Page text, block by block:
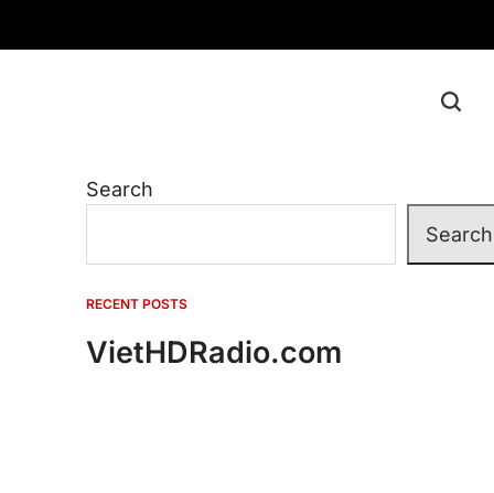
Search
Search
RECENT POSTS
VietHDRadio.com